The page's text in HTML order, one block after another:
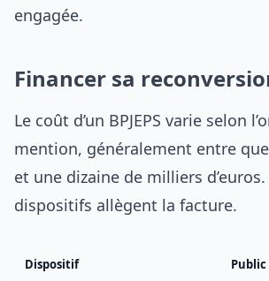
engagée.
Financer sa
Le coût d’un BPJEPS varie selon
mention, généralement entre
et une dizaine de milliers
dispositifs allègent la facture.
Dispositif Public